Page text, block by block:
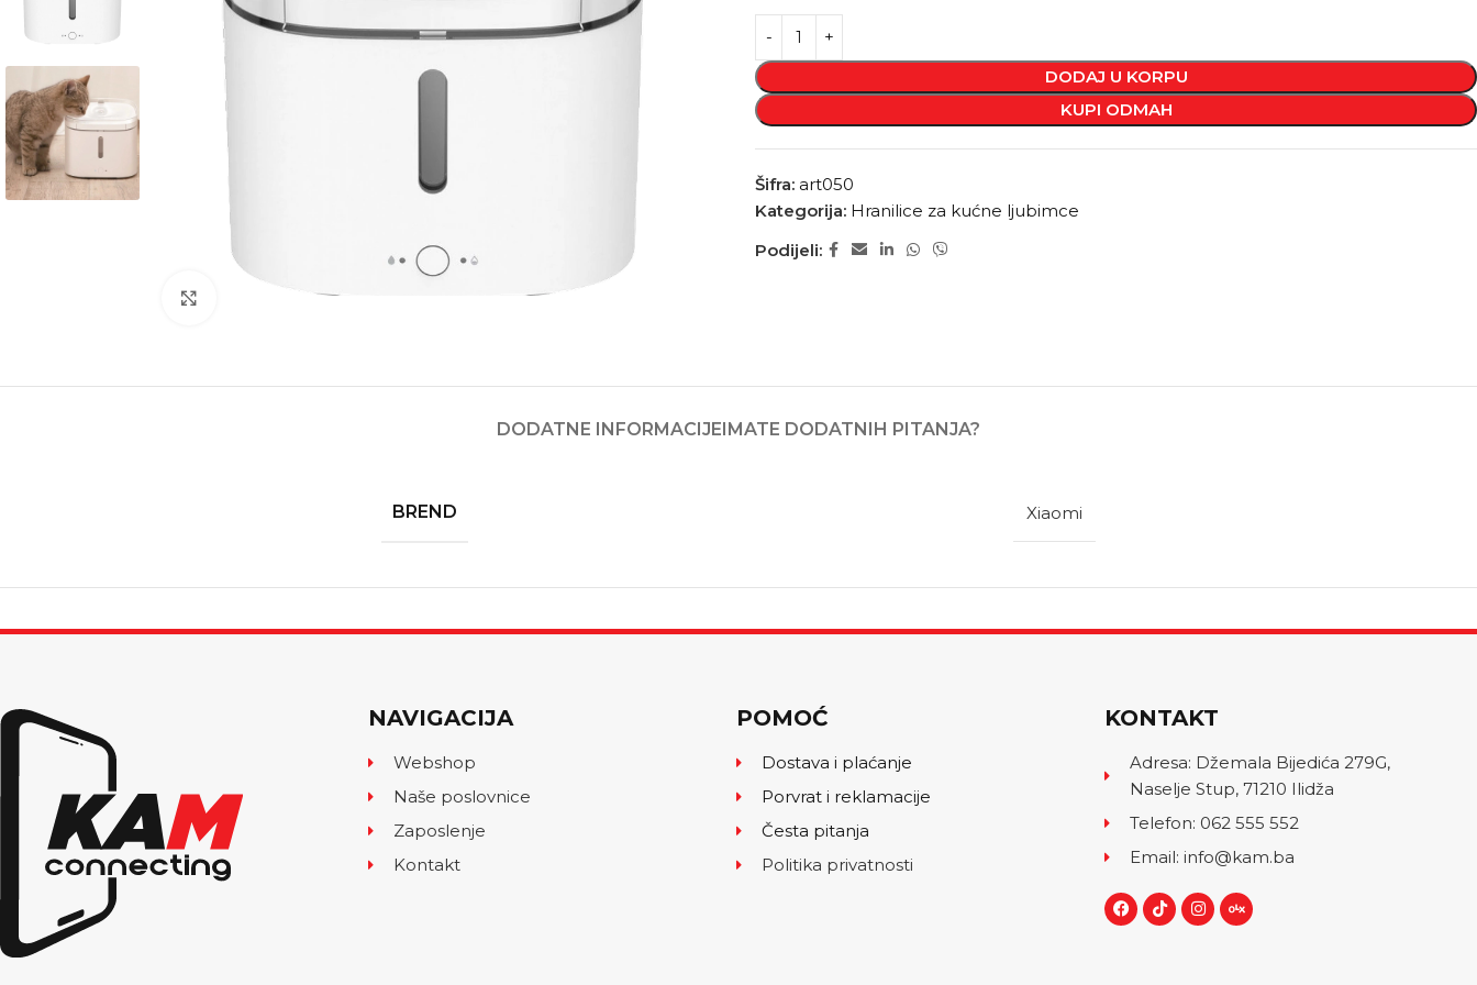
Kliknite za povećanje
DODAJ U KORPU
KUPI ODMAH
Šifra: art050
Kategorija: Hranilice za kućne ljubimce
Podijeli:
DODATNE INFORMACIJEIMATE DODATNIH PITANJA?
BREND Xiaomi
NAVIGACIJA
Webshop
Naše poslovnice
Zaposlenje
Kontakt
POMOĆ
Dostava i plaćanje
Porvrat i reklamacije
Česta pitanja
Politika privatnosti
KONTAKT
Adresa: Džemala Bijedića 279G,
Naselje Stup, 71210 Ilidža
Telefon: 062 555 552
Email: info@kam.ba